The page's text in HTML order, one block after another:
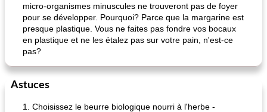
micro-organismes minuscules ne trouveront pas de foyer
pour se développer. Pourquoi? Parce que la margarine est
presque plastique. Vous ne faites pas fondre vos bocaux
en plastique et ne les étalez pas sur votre pain, n'est-ce
pas?
Astuces
1. Choisissez le beurre biologique nourri à l'herbe -